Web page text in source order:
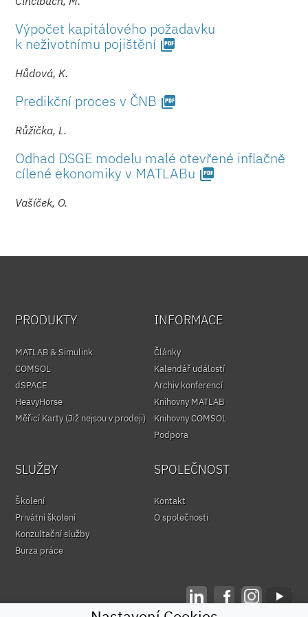
Výpočet kapitálového požadavku
k neživotnímu pojištění picture_as_pdf
Hůdová, K.
Predikční proces v ČNB picture_as_pdf
Růžička, L.
Odhad DSGE modelu malé otevřené inflačně
cílené ekonomiky v MATLABu picture_as_pdf
Vašíček, O.
PRODUKTY
MATLAB & Simulink
COMSOL
dSPACE
HeavyHorse
Měřicí Karty (Již nejsou v prodeji)
INFORMACE
Články
Kalendář událostí
Archiv konferencí
Knihovny MATLAB
Knihovny COMSOL
Podpora
SLUŽBY
Školení
Privátní školení
Konzultační služby
Burza práce
SPOLEČNOST
Kontakt
O společnosti